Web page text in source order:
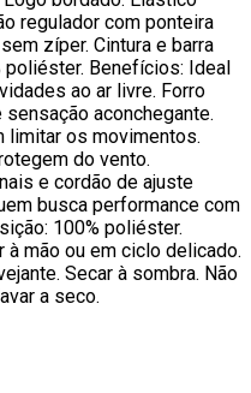
regulador com ponteira
zíper. Cintura e barra
poliéster. Benefícios: Ideal
ao ar livre. Forro
aconchegante.
limitar os movimentos.
do vento.
e cordão de ajuste
busca performance com
100% poliéster.
à mão ou em ciclo delicado.
Secar à sombra. Não
a seco.